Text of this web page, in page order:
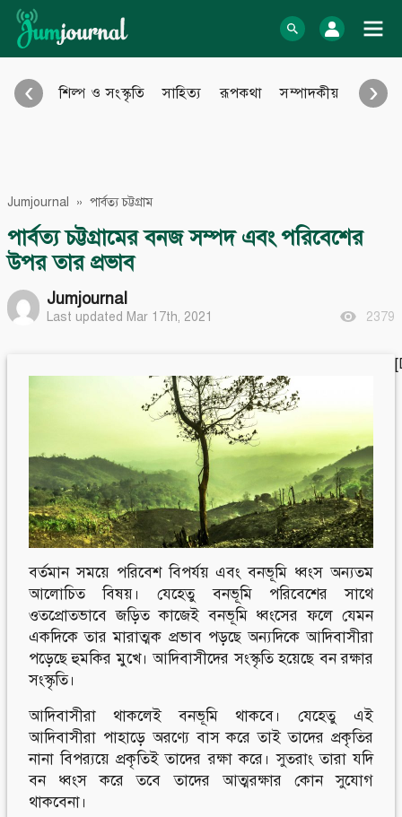
Skip
content
log In
Audio Archive
Learn more
About Us
How to
Sitemap
Contribute
Facebook
Twitter
Youtube
Google+
Instagram
Engage with us
Invite Jumjournal Team
Be a representative
Be a partner
Be a volunteer
শিল্প ও সংস্কৃতি সাহিত্য রূপকথা সম্পাদকীয় আইন
‹ ›
Jumjournal » পার্বত্য চট্টগ্রাম
পার্বত্য চট্টগ্রামের বনজ সম্পদ এবং পরিবেশের
উপর তার প্রভাব
Jumjournal
Last updated Mar 17th, 2021 2379
বর্তমান সময়ে পরিবেশ বিপর্যয় এবং বনভূমি ধ্বংস অন্যতম
আলোচিত বিষয়। যেহেতু বনভূমি পরিবেশের সাথে
ওতপ্রোতভাবে জড়িত কাজেই বনভূমি ধ্বংসের ফলে যেমন
একদিকে তার মারাত্মক প্রভাব পড়ছে অন্যদিকে আদিবাসীরা
পড়েছে হুমকির মুখে। আদিবাসীদের সংস্কৃতি হয়েছে বন রক্ষার
সংস্কৃতি।
আদিবাসীরা থাকলেই বনভূমি থাকবে। যেহেতু এই
আদিবাসীরা পাহাড়ে অরণ্যে বাস করে তাই তাদের প্রকৃতির
নানা বিপর‌্যয়ে প্রকৃতিই তাদের রক্ষা করে। সুতরাং তারা যদি
বন ধ্বংস করে তবে তাদের আত্মরক্ষার কোন সুযোগ
থাকবেনা।